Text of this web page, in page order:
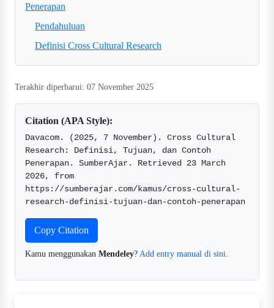
Penerapan
Pendahuluan
Definisi Cross Cultural Research
Terakhir diperbarui: 07 November 2025
Citation (APA Style):
Davacom. (2025, 7 November). Cross Cultural
Research: Definisi, Tujuan, dan Contoh
Penerapan. SumberAjar. Retrieved 23 March
2026, from
https://sumberajar.com/kamus/cross-cultural-
Copy Citation
Kamu menggunakan Mendeley? Add entry manual di sini.